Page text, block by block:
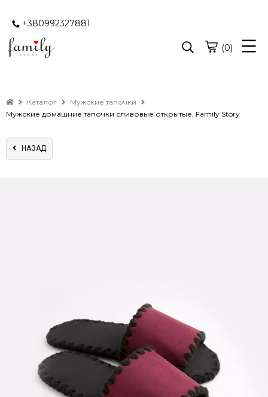
+380992327881
(0)
Каталог
Мужские тапочки
Мужские домашние тапочки сливовые открытые, Family Story
НАЗАД